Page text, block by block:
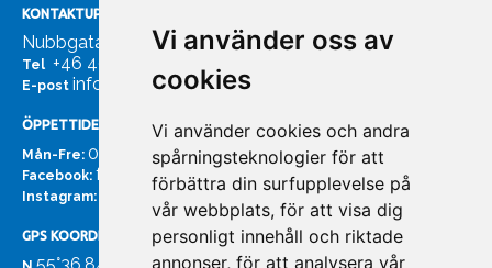
Vi använder oss av
cookies
Vi använder cookies och andra
spårningsteknologier för att
förbättra din surfupplevelse på
vår webbplats, för att visa dig
personligt innehåll och riktade
annonser, för att analysera vår
KONTAKTUPPGIFTER
Nubbgatan 7, 211 24 Malmö
Tel +46 40185561
E-post info@bachmans.se
ÖPPETTIDER
Mån-Fre: 07:00 - 16:00
Facebook: facebook.com/bachmans.se
Instagram: instagram.com/bachmans.se
GPS KOORDINATER